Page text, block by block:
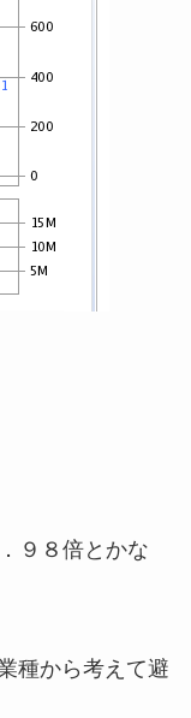
９８倍とかな
種から考えて避